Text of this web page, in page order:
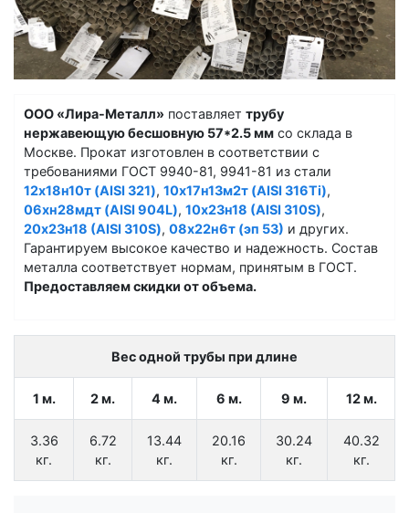
ООО «Лира-Металл» поставляет трубу
нержавеющую бесшовную 57*2.5 мм со склада в
Москве. Прокат изготовлен в соответствии с
требованиями ГОСТ 9940-81, 9941-81 из стали
12х18н10т (AISI 321), 10х17н13м2т (AISI 316Ti),
06хн28мдт (AISI 904L), 10х23н18 (AISI 310S),
20х23н18 (AISI 310S), 08х22н6т (эп 53) и других.
Гарантируем высокое качество и надежность. Состав
металла соответствует нормам, принятым в ГОСТ.
Предоставляем скидки от объема.
Вес одной трубы при длине
1 м. 2 м. 4 м. 6 м. 9 м. 12 м.
3.36
кг.
6.72
кг.
13.44
кг.
20.16
кг.
30.24
кг.
40.32
кг.